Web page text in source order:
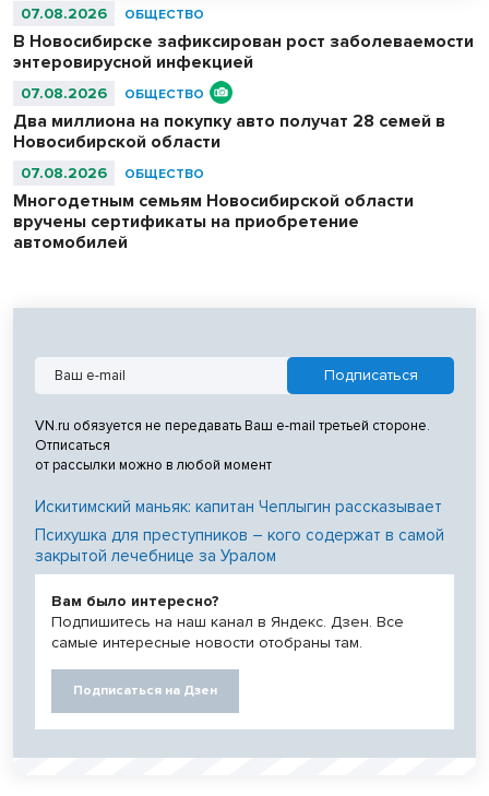
07.08.2026 ОБЩЕСТВО
В Новосибирске зафиксирован рост заболеваемости
энтеровирусной инфекцией
07.08.2026 ОБЩЕСТВО
Два миллиона на покупку авто получат 28 семей в
Новосибирской области
07.08.2026 ОБЩЕСТВО
Многодетным семьям Новосибирской области
вручены сертификаты на приобретение
автомобилей
VN.ru обязуется не передавать Ваш e-mail третьей стороне.
Отписаться
от рассылки можно в любой момент
Искитимский маньяк: капитан Чеплыгин рассказывает
Психушка для преступников – кого содержат в самой
закрытой лечебнице за Уралом
Вам было интересно?
Подпишитесь на наш канал в Яндекс. Дзен. Все
самые интересные новости отобраны там.
Подписаться на Дзен